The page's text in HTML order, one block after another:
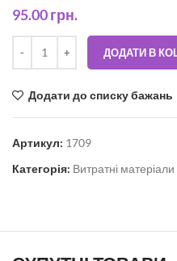
95.00грн.
ДОДАТИ В
Додати до списку бажань
Артикул: 1709
Категорія: Витратні матеріали